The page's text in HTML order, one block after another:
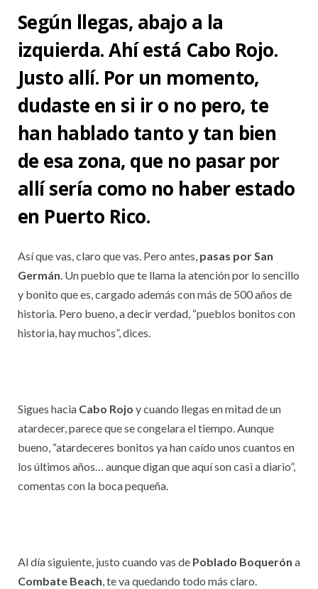
Según llegas, abajo a la
izquierda. Ahí está Cabo Rojo.
Justo allí. Por un momento,
dudaste en si ir o no pero, te
han hablado tanto y tan bien
de esa zona, que no pasar por
allí sería como no haber estado
en Puerto Rico.
Así que vas, claro que vas. Pero antes, pasas por San
Germán. Un pueblo que te llama la atención por lo sencillo
y bonito que es, cargado además con más de 500 años de
historia. Pero bueno, a decir verdad, “pueblos bonitos con
historia, hay muchos”, dices.
Sigues hacia Cabo Rojo y cuando llegas en mitad de un
atardecer, parece que se congelara el tiempo. Aunque
bueno, “atardeceres bonitos ya han caído unos cuantos en
los últimos años… aunque digan que aquí son casi a diario”,
comentas con la boca pequeña.
Al día siguiente, justo cuando vas de Poblado Boquerón a
Combate Beach, te va quedando todo más claro.